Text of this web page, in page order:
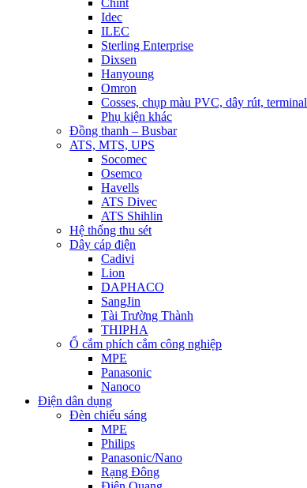
Chint
Idec
ILEC
Sterling Enterprise
Dixsen
Hanyoung
Omron
Cosses, chụp màu PVC, dây rút, terminal
Phụ kiện khác
Đồng thanh – Busbar
ATS, MTS, UPS
Socomec
Osemco
Havells
ATS Divec
ATS Shihlin
Hệ thống thu sét
Dây cáp điện
Cadivi
Lion
DAPHACO
SangJin
Tài Trường Thành
THIPHA
Ổ cắm phích cắm công nghiệp
MPE
Panasonic
Nanoco
Điện dân dụng
Đèn chiếu sáng
MPE
Philips
Panasonic/Nano
Rạng Đông